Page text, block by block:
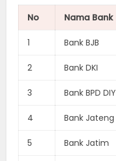
No Nama Bank
1 Bank BJB
2 Bank DKI
3 Bank BPD DIY
4 Bank Jateng
5 Bank Jatim